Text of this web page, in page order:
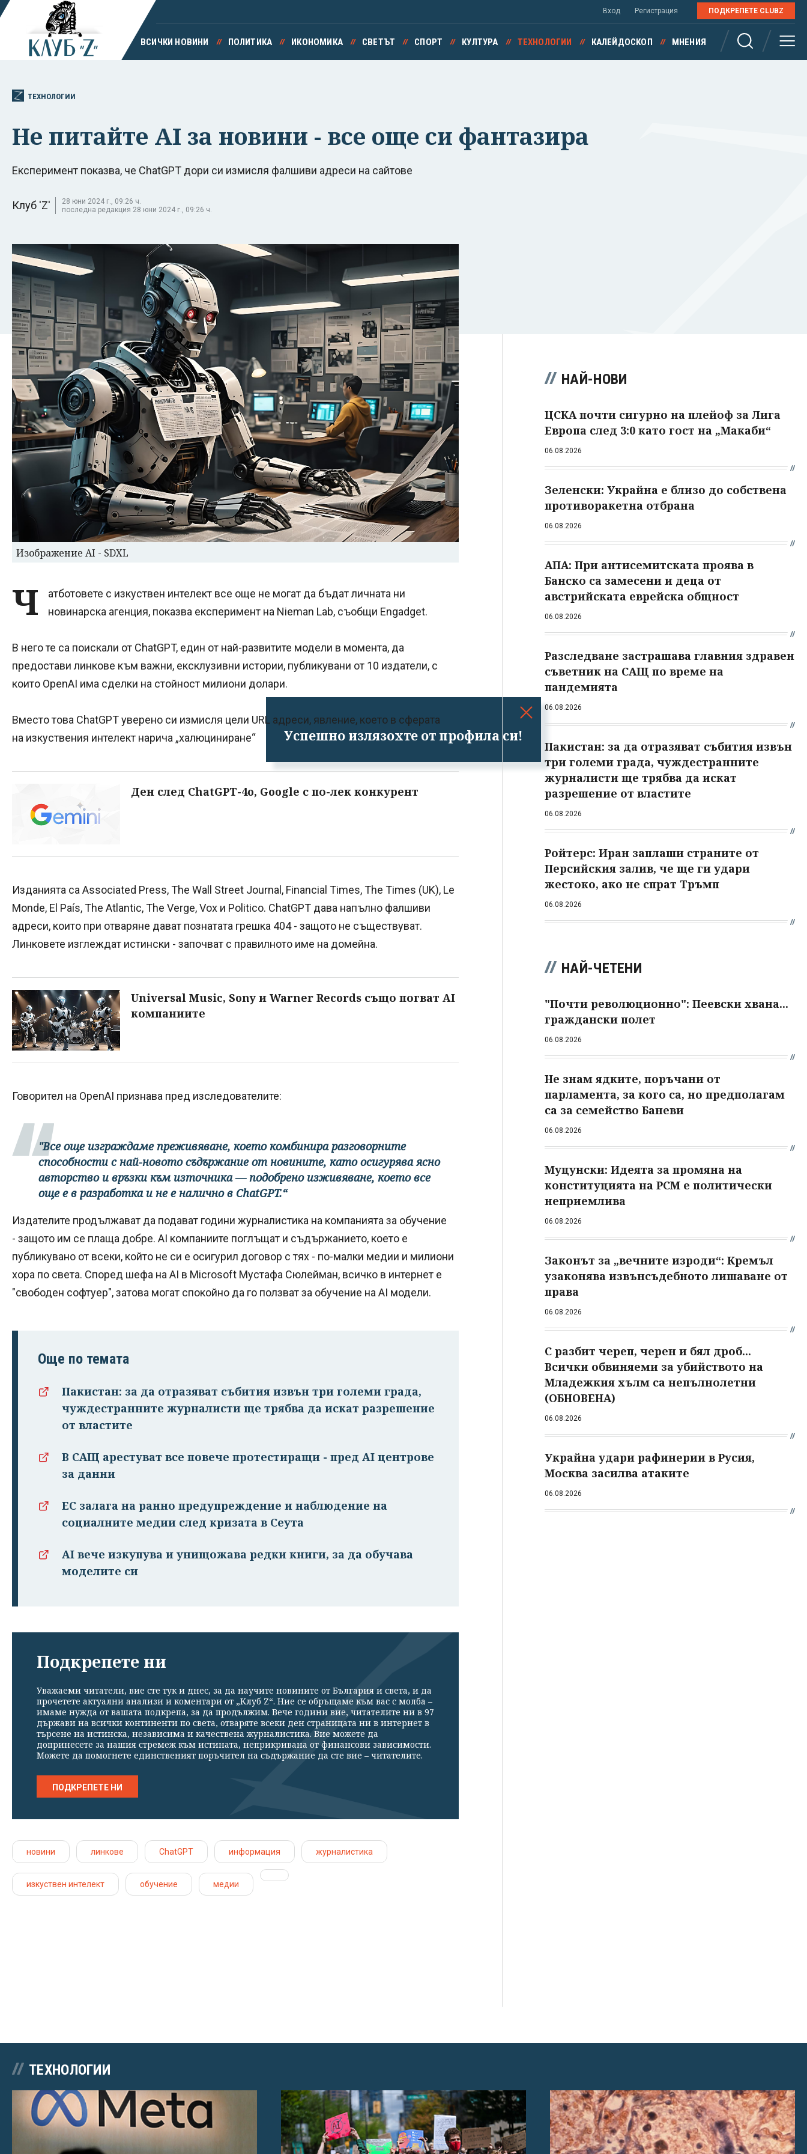
Успешно излязохте от профила си!
Вход Регистрация ПОДКРЕПЕТЕ CLUBZ
ВСИЧКИ НОВИНИ ПОЛИТИКА ИКОНОМИКА СВЕТЪТ СПОРТ КУЛТУРА ТЕХНОЛОГИИ КАЛЕЙДОСКОП МНЕНИЯ
ТЕХНОЛОГИИ
Не питайте AI за новини - все още си фантазира
Експеримент показва, че ChatGPT дори си измисля фалшиви адреси на сайтове
Клуб 'Z'
28 юни 2024 г., 09:26 ч.
последна редакция 28 юни 2024 г., 09:26 ч.
Изображение AI - SDXL
Ч
атботовете с изкуствен интелект все още не могат да бъдат личната ни
новинарска агенция, показва експеримент на Nieman Lab, съобщи Engadget.
В него те са поискали от ChatGPT, един от най-развитите модели в момента, да
предостави линкове към важни, ексклузивни истории, публикувани от 10 издатели, с
които OpenAI има сделки на стойност милиони долари.
Вместо това ChatGPT уверено си измисля цели URL адреси, явление, което в сферата
на изкуствения интелект нарича „халюциниране“
Ден след ChatGPT-4o, Google с по-лек конкурент
Изданията са Associated Press, The Wall Street Journal, Financial Times, The Times (UK), Le
Monde, El País, The Atlantic, The Verge, Vox и Politico. ChatGPT дава напълно фалшиви
адреси, които при отваряне дават познатата грешка 404 - защото не съществуват.
Линковете изглеждат истински - започват с правилното име на домейна.
Universal Music, Sony и Warner Records също погват AI
компаниите
Говорител на OpenAI признава пред изследователите:
"Все още изграждаме преживяване, което комбинира разговорните
способности с най-новото съдържание от новините, като осигурява ясно
авторство и връзки към източника — подобрено изживяване, което все
още е в разработка и не е налично в ChatGPT.“
Издателите продължават да подават години журналистика на компанията за обучение
- защото им се плаща добре. AI компаниите поглъщат и съдържанието, което е
публикувано от всеки, който не си е осигурил договор с тях - по-малки медии и милиони
хора по света. Според шефа на AI в Microsoft Мустафа Сюлейман, всичко в интернет е
"свободен софтуер", затова могат спокойно да го ползват за обучение на AI модели.
Още по темата
Пакистан: за да отразяват събития извън три големи града,
чуждестранните журналисти ще трябва да искат разрешение
от властите
В САЩ арестуват все повече протестиращи - пред AI центрове
за данни
ЕС залага на ранно предупреждение и наблюдение на
социалните медии след кризата в Сеута
AI вече изкупува и унищожава редки книги, за да обучава
моделите си
Подкрепете ни
Уважаеми читатели, вие сте тук и днес, за да научите новините от България и света, и да
прочетете актуални анализи и коментари от „Клуб Z“. Ние се обръщаме към вас с молба –
имаме нужда от вашата подкрепа, за да продължим. Вече години вие, читателите ни в 97
държави на всички континенти по света, отваряте всеки ден страницата ни в интернет в
търсене на истинска, независима и качествена журналистика. Вие можете да
допринесете за нашия стремеж към истината, неприкривана от финансови зависимости.
Можете да помогнете единственият поръчител на съдържание да сте вие – читателите.
ПОДКРЕПЕТЕ НИ
новини линкове ChatGPT информация журналистика
изкуствен интелект обучение медии
НАЙ-НОВИ
ЦСКА почти сигурно на плейоф за Лига
Европа след 3:0 като гост на „Макаби“
06.08.2026
Зеленски: Украйна е близо до собствена
противоракетна отбрана
06.08.2026
АПА: При антисемитската проява в
Банско са замесени и деца от
австрийската еврейска общност
06.08.2026
Разследване застрашава главния здравен
съветник на САЩ по време на
пандемията
06.08.2026
Пакистан: за да отразяват събития извън
три големи града, чуждестранните
журналисти ще трябва да искат
разрешение от властите
06.08.2026
Ройтерс: Иран заплаши страните от
Персийския залив, че ще ги удари
жестоко, ако не спрат Тръмп
06.08.2026
НАЙ-ЧЕТЕНИ
"Почти революционно": Пеевски хвана...
граждански полет
06.08.2026
Не знам ядките, поръчани от
парламента, за кого са, но предполагам
са за семейство Баневи
06.08.2026
Муцунски: Идеята за промяна на
конституцията на РСМ е политически
неприемлива
06.08.2026
Законът за „вечните изроди“: Кремъл
узаконява извънсъдебното лишаване от
права
06.08.2026
С разбит череп, черен и бял дроб...
Всички обвиняеми за убийството на
Младежкия хълм са непълнолетни
(ОБНОВЕНА)
06.08.2026
Украйна удари рафинерии в Русия,
Москва засилва атаките
06.08.2026
ТЕХНОЛОГИИ